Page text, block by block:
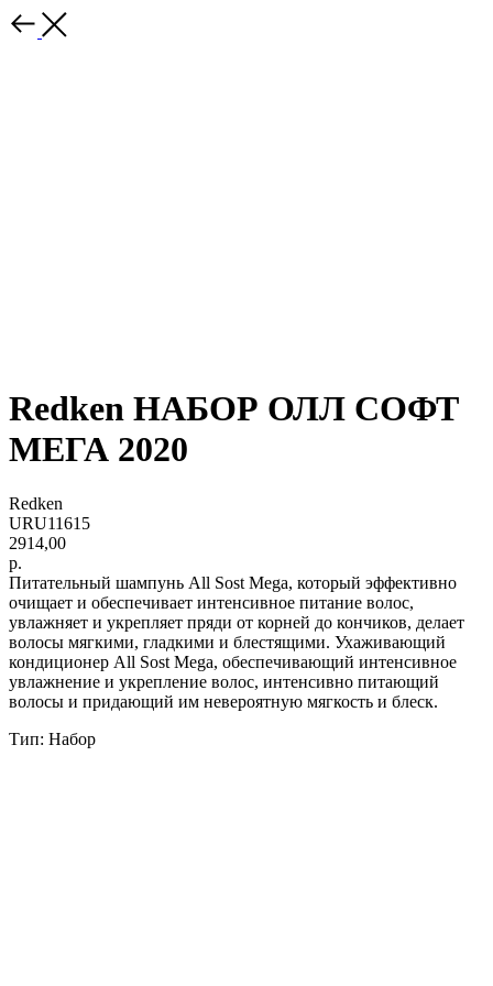
Redken НАБОР ОЛЛ СОФТ
МЕГА 2020
Redken
URU11615
2914,00
р.
Питательный шампунь All Sost Mega, который эффективно
очищает и обеспечивает интенсивное питание волос,
увлажняет и укрепляет пряди от корней до кончиков, делает
волосы мягкими, гладкими и блестящими. Ухаживающий
кондиционер All Sost Mega, обеспечивающий интенсивное
увлажнение и укрепление волос, интенсивно питающий
волосы и придающий им невероятную мягкость и блеск.
Тип: Набор